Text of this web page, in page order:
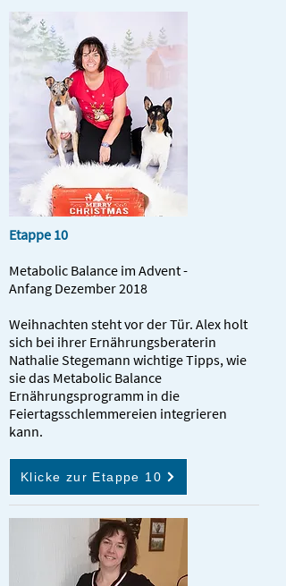
Etappe 10
Metabolic Balance im Advent -
Anfang Dezember 2018
Weihnachten steht vor der Tür. Alex holt
sich bei ihrer Ernährungsberaterin
Nathalie Stegemann wichtige Tipps, wie
sie das Metabolic Balance
Ernährungsprogramm in die
Feiertagsschlemmereien integrieren
kann.
Klicke zur Etappe 10